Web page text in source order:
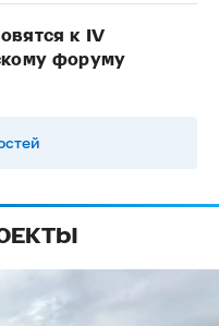
к IV
форуму